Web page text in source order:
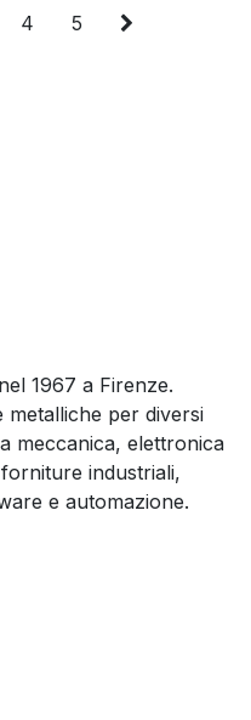
4 5
1967 a Firenze.
metalliche per diversi
meccanica, elettronica
industriali,
e automazione.